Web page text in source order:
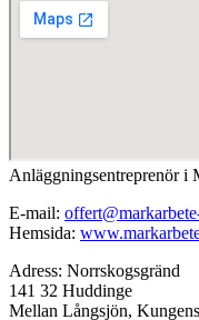
Anläggningsentreprenör i
E-mail:
Hemsida:
Adress: Norrskogsgränd
141 32 Huddinge
Mellan Långsjön,